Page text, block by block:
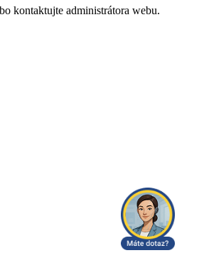
kontaktujte administrátora webu.